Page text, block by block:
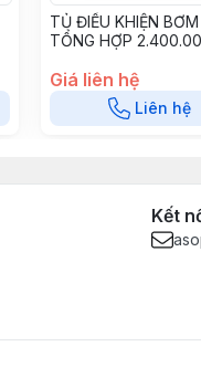
TỦ ĐIỀU KHIỆN
TỔNG HỢP
Giá liên hệ
Liên hệ
Kết